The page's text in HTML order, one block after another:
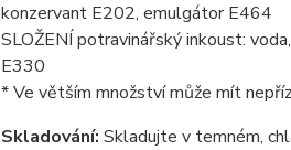
konzervant E202, emulgátor E464
SLOŽENÍ potravinářský inkoust:
E330
* Ve větším množství může mít
Skladování: Skladujte v temném,